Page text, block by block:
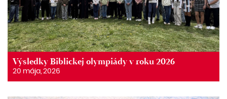
Výsledky Biblickej olympiády v roku 2026
20 mája, 2026